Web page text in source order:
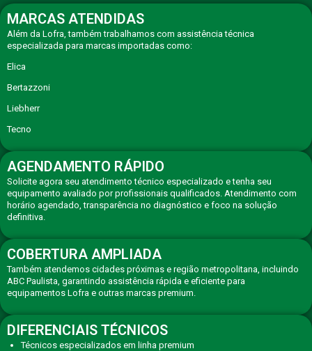
MARCAS ATENDIDAS
Além da Lofra, também trabalhamos com assistência técnica
especializada para marcas importadas como:
Elica
Bertazzoni
Liebherr
Tecno
AGENDAMENTO RÁPIDO
Solicite agora seu atendimento técnico especializado e tenha seu
equipamento avaliado por profissionais qualificados. Atendimento com
horário agendado, transparência no diagnóstico e foco na solução
definitiva.
COBERTURA AMPLIADA
Também atendemos cidades próximas e região metropolitana, incluindo
ABC Paulista, garantindo assistência rápida e eficiente para
equipamentos Lofra e outras marcas premium.
DIFERENCIAIS TÉCNICOS
Técnicos especializados em linha premium